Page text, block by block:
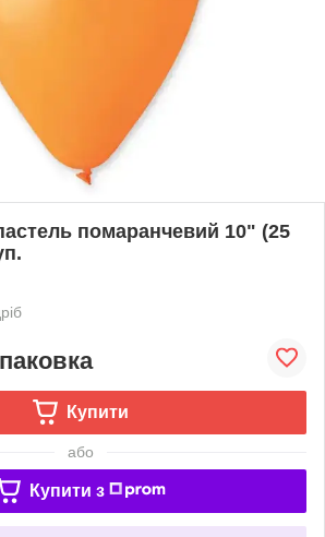
помаранчевий 10" (25
Купити
або
Купити з